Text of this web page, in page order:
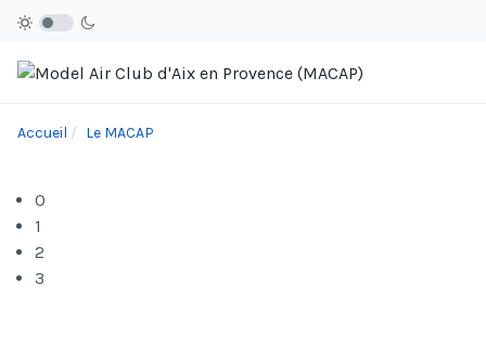
Accueil Le MACAP
0
1
2
3